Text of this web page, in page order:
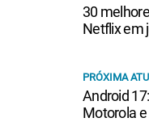
30
Netflix em
PRÓXIMA
Android
Motorola